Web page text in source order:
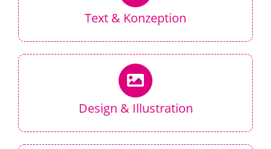
Text & Konzeption
Design & Illustration